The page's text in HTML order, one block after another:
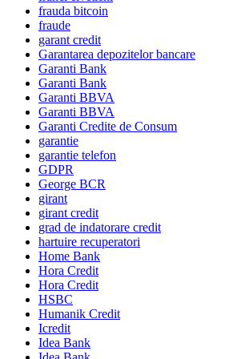
frauda bitcoin
fraude
garant credit
Garantarea depozitelor bancare
Garanti Bank
Garanti Bank
Garanti BBVA
Garanti BBVA
Garanti Credite de Consum
garantie
garantie telefon
GDPR
George BCR
girant
girant credit
grad de indatorare credit
hartuire recuperatori
Home Bank
Hora Credit
Hora Credit
HSBC
Humanik Credit
Icredit
Idea Bank